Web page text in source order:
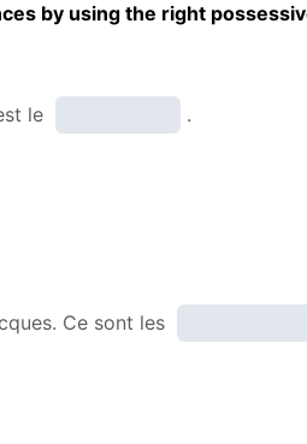
by using the right
le .
Ce sont les